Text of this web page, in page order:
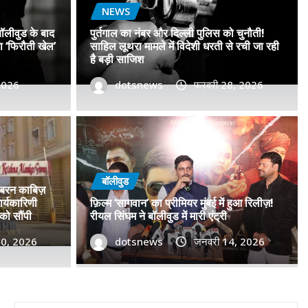
प्रमोद सावंत का ‘गोदान’ को
विमोचन कर मथुरा से फिल्म
मान!
2026
के बाद
खेल’
NEWS
पुर्तगाल का नंबर और दिल्ली पुलिस को चुनौती!
साहिल लूथरा मामले में विदेशी धरती से रची जा रही
है बड़ी साजिश
dotsnews फरवरी 28, 2026
काबिज़
सौंपी
2026
बॉलीवुड
फ़िल्म ‘सागवान’ का प्रीमियर मुंबई में हुआ रिलीज़!
रीयल सिंघम ने बॉलीवुड में मारी एंट्री
dotsnews जनवरी 14, 2026